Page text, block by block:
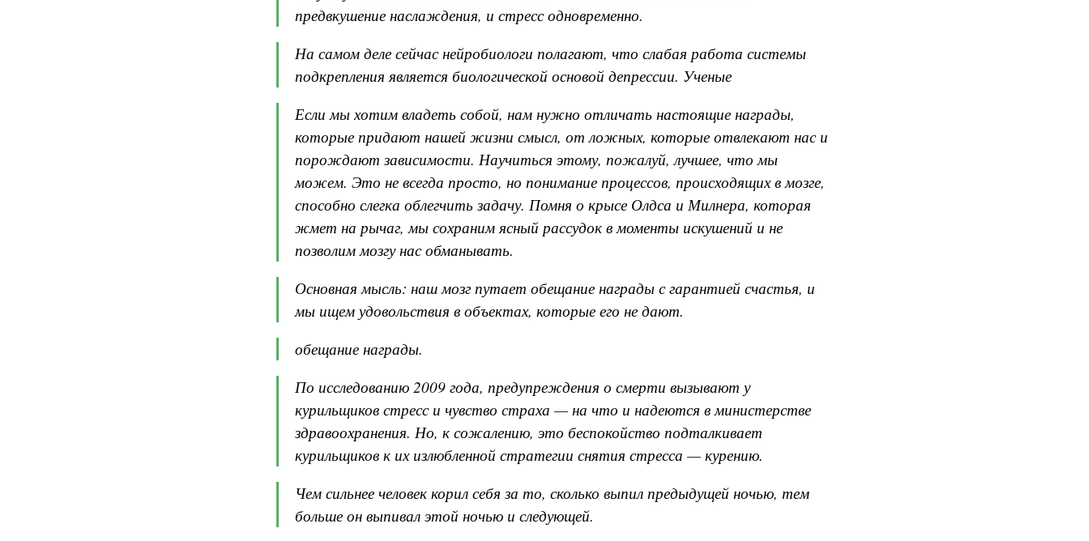
предвкушение наслаждения, и стресс одновременно.
На самом деле сейчас нейробиологи полагают, что слабая работа системы
подкрепления является биологической основой депрессии. Ученые
Если мы хотим владеть собой, нам нужно отличать настоящие награды,
которые придают нашей жизни смысл, от ложных, которые отвлекают нас и
порождают зависимости. Научиться этому, пожалуй, лучшее, что мы
можем. Это не всегда просто, но понимание процессов, происходящих в мозге,
способно слегка облегчить задачу. Помня о крысе Олдса и Милнера, которая
жмет на рычаг, мы сохраним ясный рассудок в моменты искушений и не
позволим мозгу нас обманывать.
Основная мысль: наш мозг путает обещание награды с гарантией счастья, и
мы ищем удовольствия в объектах, которые его не дают.
обещание награды.
По исследованию 2009 года, предупреждения о смерти вызывают у
курильщиков стресс и чувство страха — на что и надеются в министерстве
здравоохранения. Но, к сожалению, это беспокойство подталкивает
курильщиков к их излюбленной стратегии снятия стресса — курению.
Чем сильнее человек корил себя за то, сколько выпил предыдущей ночью, тем
больше он выпивал этой ночью и следующей.